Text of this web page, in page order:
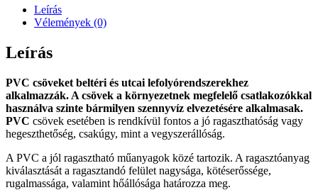
Leírás
Vélemények (0)
Leírás
PVC csöveket beltéri és utcai lefolyórendszerekhez
alkalmazzák. A csövek a környezetnek megfelelő csatlakozókkal
használva szinte bármilyen szennyvíz elvezetésére alkalmasak.
PVC csövek esetében is rendkívül fontos a jó ragaszthatóság vagy
hegeszthetőség, csakúgy, mint a vegyszerállóság.
A PVC a jól ragasztható műanyagok közé tartozik. A ragasztóanyag
kiválasztását a ragasztandó felület nagysága, kötéserőssége,
rugalmassága, valamint hőállósága határozza meg.